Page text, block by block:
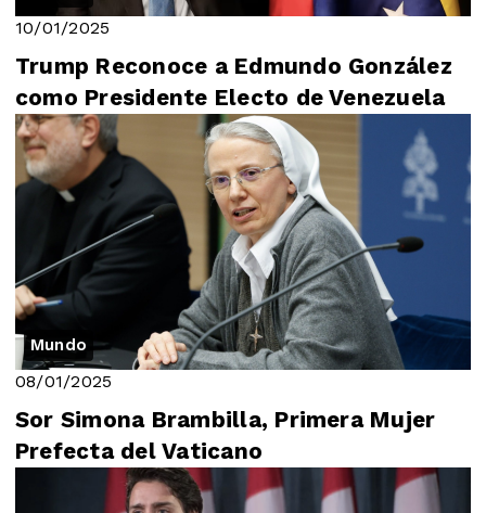
10/01/2025
Trump Reconoce a Edmundo González
como Presidente Electo de Venezuela
Mundo
08/01/2025
Sor Simona Brambilla, Primera Mujer
Prefecta del Vaticano